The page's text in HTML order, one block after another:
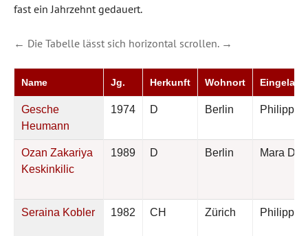
fast ein Jahrzehnt gedauert.
← Die Tabelle lässt sich horizontal scrollen. →
Name Jg. Herkunft Wohnort
Gesche
Heumann
1974 D Berlin Philipp
Ozan Zakariya
Keskinkilic
1989 D Berlin Mara
Seraina Kobler 1982 CH Zürich Philipp